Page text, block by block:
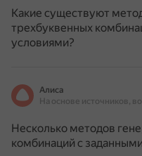
Какие существуют
трехбуквенных
условиями?
Алиса
Несколько методов
комбинаций с